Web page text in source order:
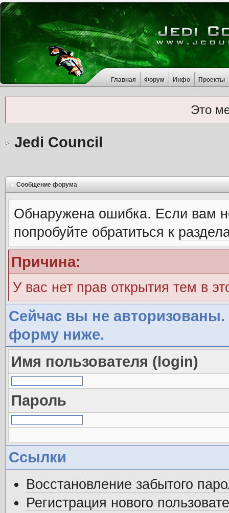
Главная Форум Инфо Проекты
Это
Jedi Council
Сообщение форума
Обнаружена ошибка. Если вам
попробуйте обратиться к
Причина:
У вас нет прав открытия тем в
Сейчас вы не авторизованы.
форму ниже.
Имя пользователя (login)
Пароль
Ссылки
Восстановление забытого
Регистрация нового